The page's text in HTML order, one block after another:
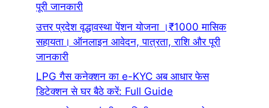
पूरी जानकारी
उत्तर प्रदेश वृद्धावस्था पेंशन योजना ।₹1000 मासिक
सहायता। ऑनलाइन आवेदन, पात्रता, राशि और पूरी
जानकारी
LPG गैस कनेक्शन का e-KYC अब आधार फेस
डिटेक्शन से घर बैठे करें: Full Guide